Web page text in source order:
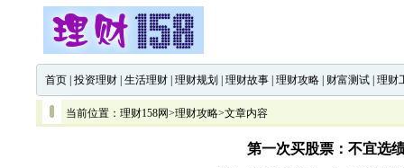
首页 投资理财 生活理财 理财规划 理财故事 理财攻略 财富测试 理财
当前位置： 理财158网>理财攻略>文章内容
第一次买股票：不宜选